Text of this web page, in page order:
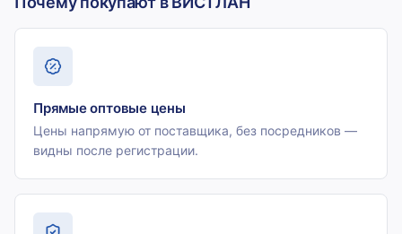
Прямые оптовые цены
Цены напрямую от поставщика, без посредников —
видны после регистрации.